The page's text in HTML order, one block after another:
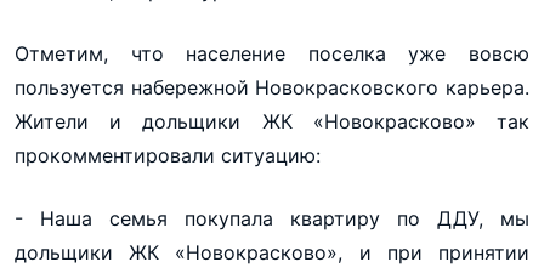
Отметим, что население поселка уже вовсю
пользуется набережной Новокрасковского карьера.
Жители и дольщики ЖК «Новокрасково» так
прокомментировали ситуацию:
- Наша семья покупала квартиру по ДДУ, мы
дольщики ЖК «Новокрасково», и при принятии